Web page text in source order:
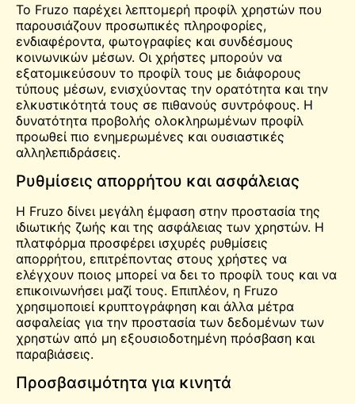
Το Fruzo παρέχει λεπτομερή προφίλ χρηστών που
παρουσιάζουν προσωπικές πληροφορίες,
ενδιαφέροντα, φωτογραφίες και συνδέσμους
κοινωνικών μέσων. Οι χρήστες μπορούν να
εξατομικεύσουν το προφίλ τους με διάφορους
τύπους μέσων, ενισχύοντας την ορατότητα και την
ελκυστικότητά τους σε πιθανούς συντρόφους. Η
δυνατότητα προβολής ολοκληρωμένων προφίλ
προωθεί πιο ενημερωμένες και ουσιαστικές
αλληλεπιδράσεις.
Ρυθμίσεις απορρήτου και ασφάλειας
Η Fruzo δίνει μεγάλη έμφαση στην προστασία της
ιδιωτικής ζωής και της ασφάλειας των χρηστών. Η
πλατφόρμα προσφέρει ισχυρές ρυθμίσεις
απορρήτου, επιτρέποντας στους χρήστες να
ελέγχουν ποιος μπορεί να δει το προφίλ τους και να
επικοινωνήσει μαζί τους. Επιπλέον, η Fruzo
χρησιμοποιεί κρυπτογράφηση και άλλα μέτρα
ασφαλείας για την προστασία των δεδομένων των
χρηστών από μη εξουσιοδοτημένη πρόσβαση και
παραβιάσεις.
Προσβασιμότητα για κινητά